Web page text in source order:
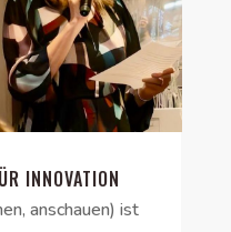
INNOVATION
anschauen) ist